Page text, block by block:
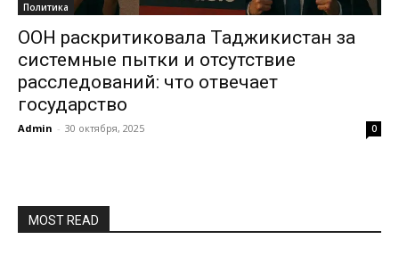
Политика
ООН раскритиковала Таджикистан за
системные пытки и отсутствие
расследований: что отвечает
государство
Admin - 30 октября, 2025 0
MOST READ